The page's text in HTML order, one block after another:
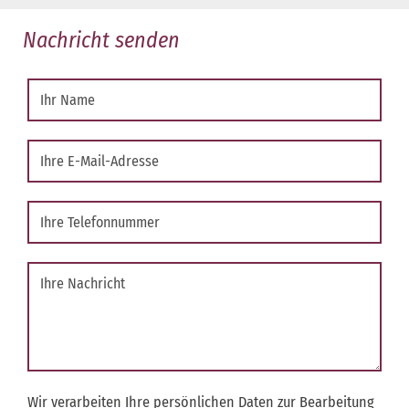
Nachricht senden
Wir verarbeiten Ihre persönlichen Daten zur Bearbeitung